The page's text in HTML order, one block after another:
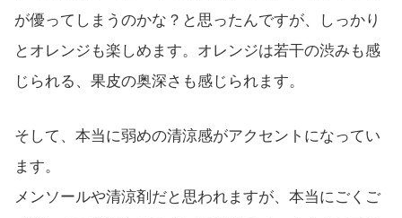
が優ってしまうのかな？と思ったんですが、しっかり
とオレンジも楽しめます。オレンジは若干の渋みも感
じられる、果皮の奥深さも感じられます。
そして、本当に弱めの清涼感がアクセントになってい
ます。
メンソールや清涼剤だと思われますが、本当にごくご